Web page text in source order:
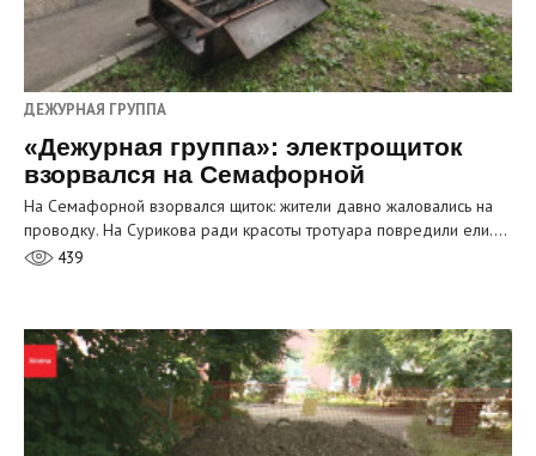
ДЕЖУРНАЯ ГРУППА
«Дежурная группа»: электрощиток
взорвался на Семафорной
На Семафорной взорвался щиток: жители давно жаловались на
проводку. На Сурикова ради красоты тротуара повредили ели.…
439